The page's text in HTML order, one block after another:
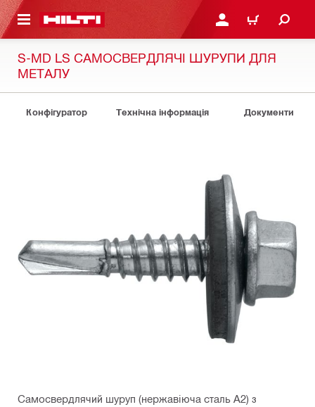
ЗМІСТУ УВІЙТИ АБО
КОШИК
S-MD LS САМОСВЕРДЛЯЧІ ШУРУПИ ДЛЯ
МЕТАЛУ
Конфігуратор Технічна інформація Документи
Самосвердлячий шуруп (нержавіюча сталь A2) з